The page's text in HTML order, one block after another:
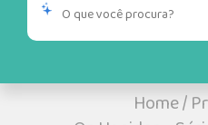
Home/